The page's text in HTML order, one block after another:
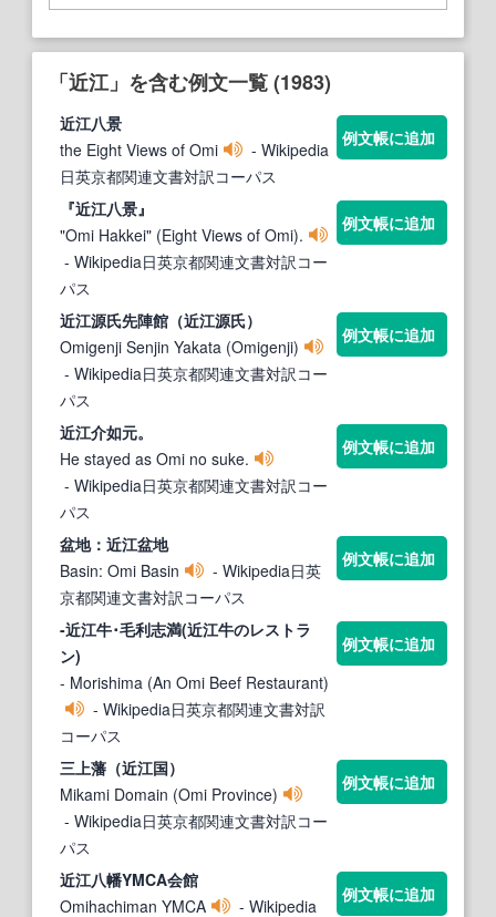
「近江」を含む例文一覧 (1983)
近江八景
the Eight Views of Omi
- Wikipedia
日英京都関連文書対訳コーパス
例文帳に追加
『近江八景』
"Omi Hakkei" (Eight Views of Omi).
- Wikipedia日英京都関連文書対訳コー
パス
例文帳に追加
近江源氏先陣館（近江源氏）
Omigenji Senjin Yakata (Omigenji)
- Wikipedia日英京都関連文書対訳コー
パス
例文帳に追加
近江介如元。
He stayed as Omi no suke.
- Wikipedia日英京都関連文書対訳コー
パス
例文帳に追加
盆地： 近江盆地
Basin: Omi Basin
- Wikipedia日英
京都関連文書対訳コーパス
例文帳に追加
-近江牛･毛利志満(近江牛のレストラ
ン)
- Morishima (An Omi Beef Restaurant)
- Wikipedia日英京都関連文書対訳
コーパス
例文帳に追加
三上藩（近江国）
Mikami Domain (Omi Province)
- Wikipedia日英京都関連文書対訳コー
パス
例文帳に追加
近江八幡YMCA会館
Omihachiman YMCA
- Wikipedia
例文帳に追加